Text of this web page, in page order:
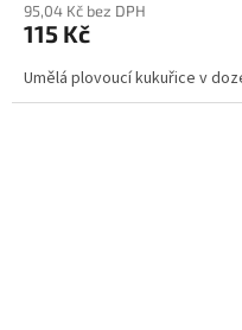
95,04 Kč bez DPH
115 Kč
Umělá plovoucí kukuřice v